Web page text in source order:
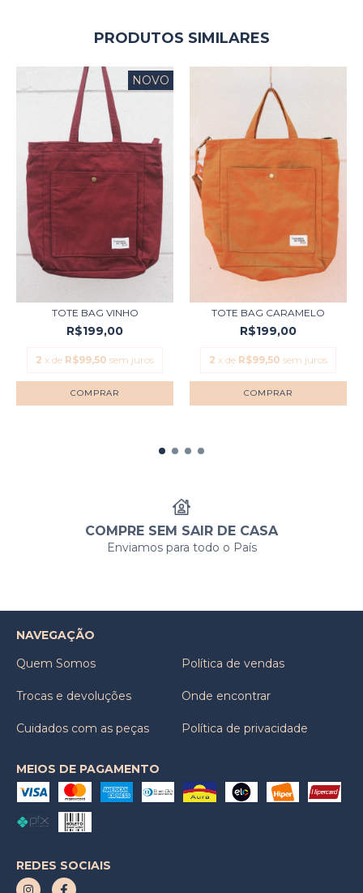
PRODUTOS SIMILARES
NOVO
TOTE BAG VINHO
R$199,00
2 x de R$99,50 sem juros
TOTE BAG CARAMELO
R$199,00
2 x de R$99,50 sem juros
COMPRE SEM SAIR DE CASA
Enviamos para todo o País
NAVEGAÇÃO
Quem Somos
Política de vendas
Trocas e devoluções Onde encontrar
Cuidados com as peças Política de privacidade
MEIOS DE PAGAMENTO
REDES SOCIAIS